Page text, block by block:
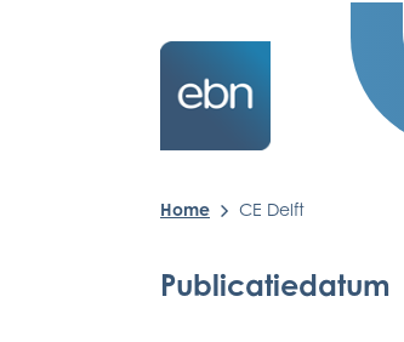
Home CE Delft
Publicatiedatum